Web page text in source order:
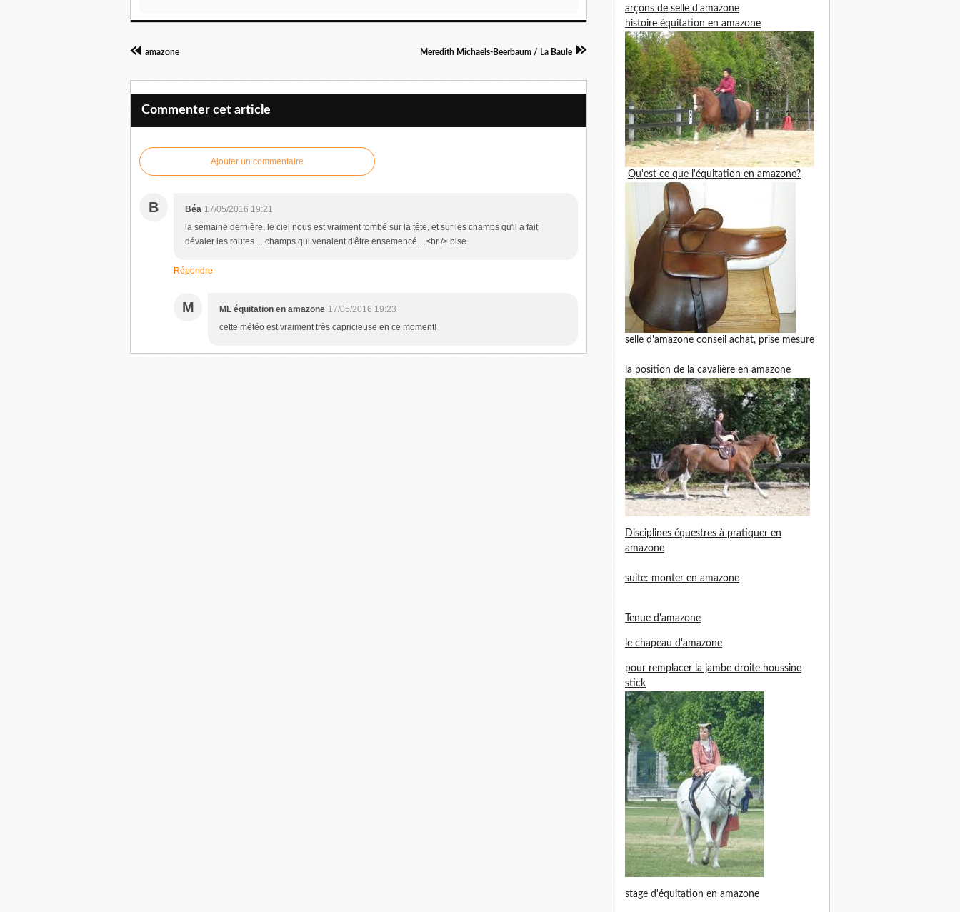
amazone Meredith Michaels-Beerbaum / La Baule
Commenter cet article
Ajouter un commentaire
B Béa 17/05/2016 19:21
la semaine dernière, le ciel nous est vraiment tombé sur la tête, et sur les champs qu'il a fait
dévaler les routes ... champs qui venaient d'être ensemencé ...<br /> bise
Répondre
M ML équitation en amazone 17/05/2016 19:23
cette météo est vraiment très capricieuse en ce moment!
arçons de selle d'amazone
histoire équitation en amazone
Qu'est ce que l'équitation en amazone?
selle d'amazone conseil achat, prise mesure
la position de la cavalière en amazone
Disciplines équestres à pratiquer en
amazone
suite: monter en amazone
Tenue d'amazone
le chapeau d'amazone
pour remplacer la jambe droite houssine
stick
stage d'équitation en amazone